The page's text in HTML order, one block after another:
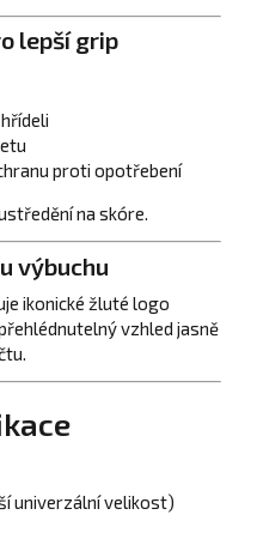
lepší grip
proti opotřebení
na skóre.
výbuchu
ikonické žluté logo
vzhled jasně
univerzální velikost)